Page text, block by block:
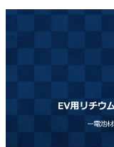
カテゴリで選ぶ